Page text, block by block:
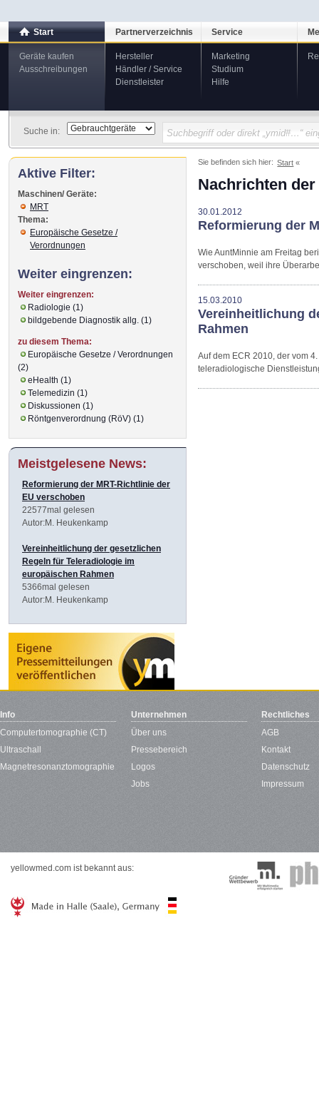
Start
Geräte kaufen
Ausschreibungen
Partnerverzeichnis
Hersteller
Händler / Service
Dienstleister
Service
Marketing
Studium
Hilfe
Suche in:
Sie befinden sich hier: Start
Nachrichten
30.01.2012
Reformierung der
Wie AuntMinnie am Freitag
verschoben, weil ihre
15.03.2010
Vereinheitlichung
Rahmen
Auf dem ECR 2010, der vom
teleradiologische
Aktive Filter:
Maschinen/ Geräte:
MRT
Thema:
Europäische Gesetze /
Verordnungen
Weiter eingrenzen:
Weiter eingrenzen:
Radiologie (1)
bildgebende Diagnostik allg. (1)
zu diesem Thema:
Europäische Gesetze / Verordnungen
(2)
eHealth (1)
Telemedizin (1)
Diskussionen (1)
Röntgenverordnung (RöV) (1)
Meistgelesene News:
Reformierung der MRT-Richtlinie der
EU verschoben
22577mal gelesen
Autor:M. Heukenkamp
Vereinheitlichung der gesetzlichen
Regeln für Teleradiologie im
europäischen Rahmen
5366mal gelesen
Autor:M. Heukenkamp
Info
Computertomographie (CT)
Ultraschall
Magnetresonanztomographie
Unternehmen
Über uns
Pressebereich
Logos
Jobs
Rechtliches
AGB
Kontakt
Datenschutz
Impressum
yellowmed.com ist bekannt aus: